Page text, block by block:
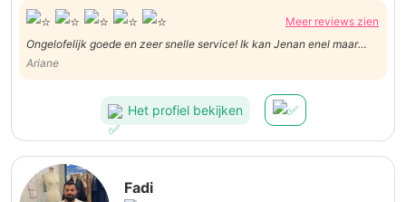
Meer reviews zien
Ongelofelijk goede en zeer snelle service! Ik kan Jenan enel maar
aanraden.
Ariane
Het profiel bekijken
Fadi